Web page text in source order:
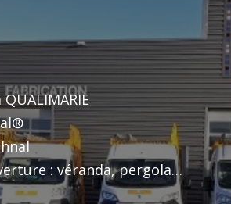
: véranda, pergola…